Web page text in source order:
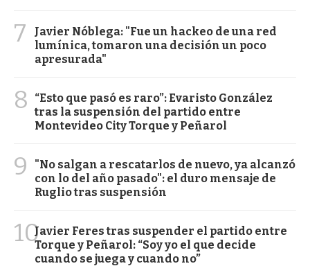
7
Javier Nóblega: "Fue un hackeo de una red
lumínica, tomaron una decisión un poco
apresurada"
8
“Esto que pasó es raro”: Evaristo González
tras la suspensión del partido entre
Montevideo City Torque y Peñarol
9
"No salgan a rescatarlos de nuevo, ya alcanzó
con lo del año pasado": el duro mensaje de
Ruglio tras suspensión
10Javier Feres tras suspender el partido entre
Torque y Peñarol: “Soy yo el que decide
cuando se juega y cuando no”